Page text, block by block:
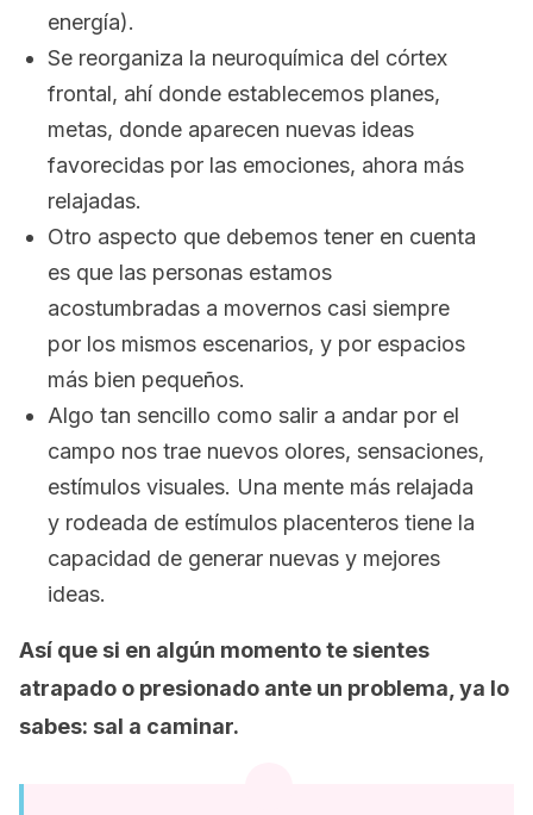
energía).
Se reorganiza la neuroquímica del córtex
frontal, ahí donde establecemos planes,
metas, donde aparecen nuevas ideas
favorecidas por las emociones, ahora más
relajadas.
Otro aspecto que debemos tener en cuenta
es que las personas estamos
acostumbradas a movernos casi siempre
por los mismos escenarios, y por espacios
más bien pequeños.
Algo tan sencillo como salir a andar por el
campo nos trae nuevos olores, sensaciones,
estímulos visuales. Una mente más relajada
y rodeada de estímulos placenteros tiene la
capacidad de generar nuevas y mejores
ideas.
Así que si en algún momento te sientes
atrapado o presionado ante un problema, ya lo
sabes: sal a caminar.